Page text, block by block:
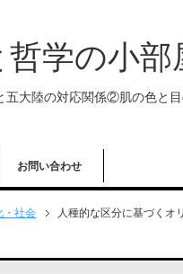
学の小部
五大陸の対応関係②肌の色と
お問い合わせ
・社会
人種的な区分に基づくオ